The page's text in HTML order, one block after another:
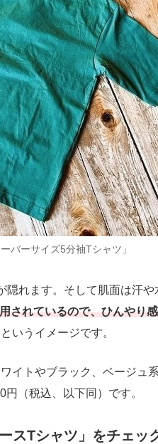
バーサイズ5分袖Tシャツ」
れます。そして肌面は汗や
されているので、ひんやり
いうイメージです。
イトやブラック、ベージュ
（税込、以下同）です。
スTシャツ」をチェッ